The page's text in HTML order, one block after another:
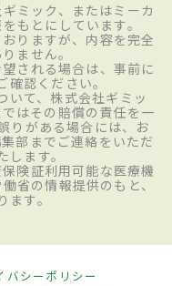
ミック、またはミーカ
もとにしています。
りますが、内容を完全
ません。
される場合は、事前に
認ください。
いて、株式会社ギミッ
はその賠償の責任を一
りがある場合には、お
部までご連絡をいただ
ます。
険証利用可能な医療機
省の情報提供のもと、
す。
バシーポリシー